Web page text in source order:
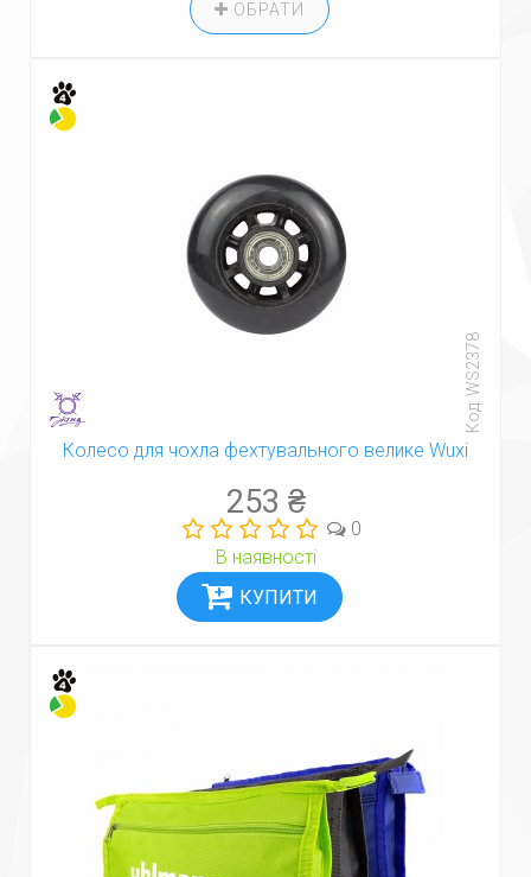
ОБРАТИ
Код: WS2378
Колесо для чохла фехтувального велике Wuxi
253 ₴
0
В наявності